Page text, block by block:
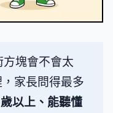
方塊會不會太
家長問得最多
以上、能聽懂